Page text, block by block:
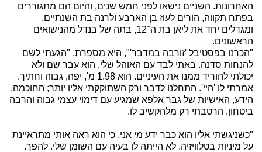
האחרונות. השניים נישאו לפני חמש שנים, והיום הם מתגוררים
בפתח תקווה, הורים לעוז בן הארבע ולרנה בת השנתיים,
ומגדלים יחד את ליאן בת ה־12, בתה של בנדל מהנישואים
הראשונים.
"הכרנו בפסטיבל 'זורבה במדבר'", היא מספרת. "הגעתי לשם
להנחות סדנה. באתי לבד עם האוהל שלי, הוא עבר שם ולא
יכולתי להוריד ממנו את העיניים. הוא 1.98 מ', יפה, גבוה וחתיך.
אמרתי לו 'היי'. התחלנו לדבר ורק השתוקקתי אליו יותר; החוכמה,
הידע, האישיות של גבר אלפא שמגיע עם דימוי עצמי גבוה והרבה
ביטחון. הרטבתי רק מלהקשיב לו.
"כשניגשתי אליו הוא כבר ידע מי אני, כי הוא ראה אותי מתראיינת
על מיניות בטלוויזיה. לא הייתה לו בעיה עם השומן שלי. להפך.